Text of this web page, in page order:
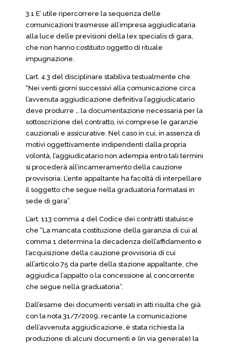
3.1 E’ utile ripercorrere la sequenza delle
comunicazioni trasmesse all’impresa aggiudicataria
alla luce delle previsioni della lex specialis di gara,
che non hanno costituito oggetto di rituale
impugnazione.
L’art. 4.3 del disciplinare stabiliva testualmente che
“Nei venti giorni successivi alla comunicazione circa
l’avvenuta aggiudicazione definitiva l’aggiudicatario
deve produrre … la documentazione necessaria per la
sottoscrizione del contratto, ivi comprese le garanzie
cauzionali e assicurative. Nel caso in cui, in assenza di
motivi oggettivamente indipendenti dalla propria
volontà, l’aggiudicatario non adempia entro tali termini
si procederà all’incameramento della cauzione
provvisoria. L’ente appaltante ha facoltà di interpellare
il soggetto che segue nella graduatoria formatasi in
sede di gara”.
L’art. 113 comma 4 del Codice dei contratti statuisce
che “La mancata costituzione della garanzia di cui al
comma 1 determina la decadenza dell’affidamento e
l’acquisizione della cauzione provvisoria di cui
all’articolo 75 da parte della stazione appaltante, che
aggiudica l’appalto o la concessione al concorrente
che segue nella graduatoria”.
Dall’esame dei documenti versati in atti risulta che già
con la nota 31/7/2009, recante la comunicazione
dell’avvenuta aggiudicazione, è stata richiesta la
produzione di alcuni documenti e (in via generale) la